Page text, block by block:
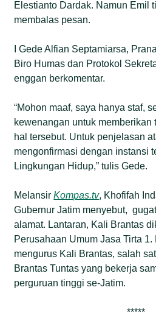
Elestianto Dardak. Namun Emil
membalas pesan.
I Gede Alfian Septamiarsa,
Biro Humas dan Protokol
enggan berkomentar.
“Mohon maaf, saya hanya staf,
kewenangan untuk memberikan
hal tersebut. Untuk penjelasan
mengonfirmasi dengan instansi
Lingkungan Hidup,” tulis Gede.
MelansirKompas.tv, Khofifah
Gubernur Jatim menyebut,
alamat. Lantaran, Kali Brantas
Perusahaan Umum Jasa Tirta
mengurus Kali Brantas, salah
Brantas Tuntas yang bekerja
perguruan tinggi se-Jatim.
*****